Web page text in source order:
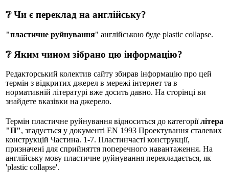
❔ Чи є переклад на англійську?
"пластичне руйнування" англійською буде plastic collapse.
❔ Яким чином зібрано цю інформацію?
Редакторський колектив сайту збирав інформацію про цей
термін з відкритих джерел в мережі інтернет та в
нормативній літературі вже досить давно. На сторінці ви
знайдете вказівки на джерело.
Термін пластичне руйнування відноситься до категоріїлітера
"П", згадується у документі EN 1993 Проектування сталевих
конструкцій Частина. 1-7. Пластинчасті конструкції,
призначені для сприйняття поперечного навантаження. На
англійську мову пластичне руйнування перекладається, як
'plastic collapse'.